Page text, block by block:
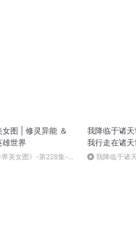
女图 | 修灵异能 ＆
雄世界
界美女图》-第228集-小
我降临于诸
我行走在诸
我降临于诸